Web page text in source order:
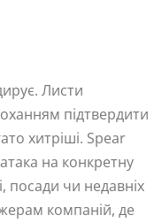
Листи
підтвердити
хитріші. Spear
на конкретну
посади чи недавніх
компаній, де